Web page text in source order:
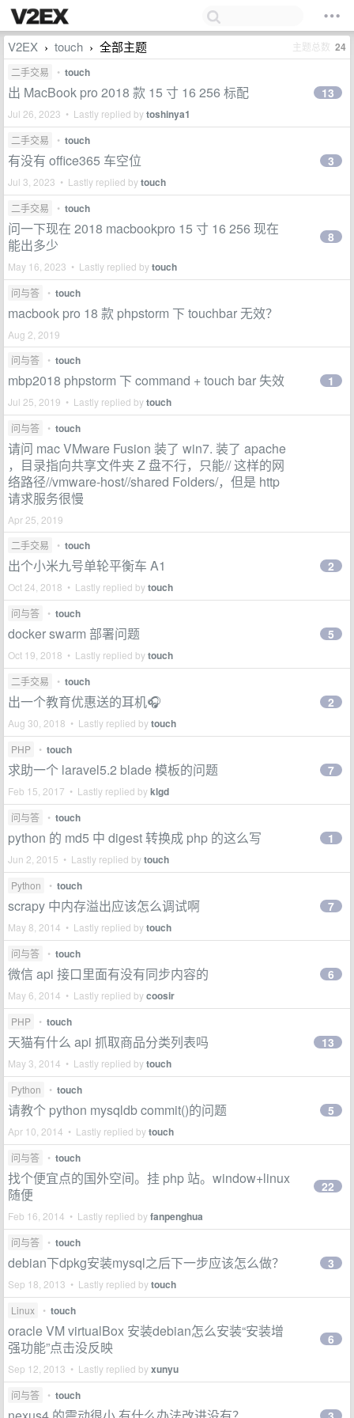
V2EX › touch › 全部主题 主题总数 24
二手交易 • touch
出 MacBook pro 2018 款 15 寸 16 256 标配
Jul 26, 2023 • Lastly replied bytoshinya1
13
二手交易 • touch
有没有 office365 车空位
Jul 3, 2023 • Lastly replied bytouch
3
二手交易 • touch
问一下现在 2018 macbookpro 15 寸 16 256 现在
能出多少
May 16, 2023 • Lastly replied bytouch
8
问与答 • touch
macbook pro 18 款 phpstorm 下 touchbar 无效？
Aug 2, 2019
问与答
• touch
mbp2018 phpstorm 下 command + touch bar 失效
Jul 25, 2019 • Lastly replied bytouch
1
问与答 • touch
请问 mac VMware Fusion 装了 win7. 装了 apache
，目录指向共享文件夹 Z 盘不行，只能// 这样的网
络路径//vmware-host//shared Folders/，但是 http
请求服务很慢
Apr 25, 2019
二手交易
• touch
出个小米九号单轮平衡车 A1
Oct 24, 2018 • Lastly replied bytouch
2
问与答 • touch
docker swarm 部署问题
Oct 19, 2018 • Lastly replied bytouch
5
二手交易 • touch
出一个教育优惠送的耳机🎧
Aug 30, 2018 • Lastly replied bytouch
2
PHP • touch
求助一个 laravel5.2 blade 模板的问题
Feb 15, 2017 • Lastly replied byklgd
7
问与答 • touch
python 的 md5 中 digest 转换成 php 的这么写
Jun 2, 2015 • Lastly replied bytouch
1
Python • touch
scrapy 中内存溢出应该怎么调试啊
May 8, 2014 • Lastly replied bytouch
7
问与答 • touch
微信 api 接口里面有没有同步内容的
May 6, 2014 • Lastly replied bycoosir
6
PHP • touch
天猫有什么 api 抓取商品分类列表吗
May 3, 2014 • Lastly replied bytouch
13
Python • touch
请教个 python mysqldb commit()的问题
Apr 10, 2014 • Lastly replied bytouch
5
问与答 • touch
找个便宜点的国外空间。挂 php 站。window+linux
随便
Feb 16, 2014 • Lastly replied byfanpenghua
22
问与答 • touch
debian下dpkg安装mysql之后下一步应该怎么做？
Sep 18, 2013 • Lastly replied bytouch
3
Linux • touch
oracle VM virtualBox 安装debian怎么安装“安装增
强功能”点击没反映
Sep 12, 2013 • Lastly replied byxunyu
6
问与答 • touch